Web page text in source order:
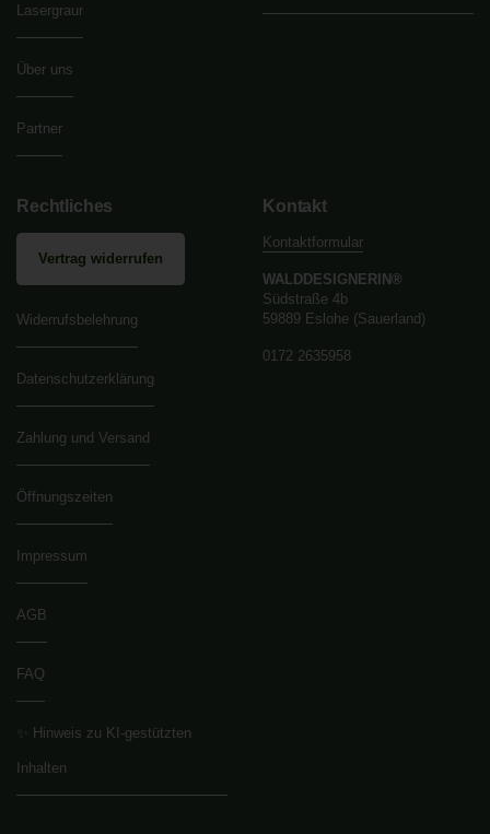
Lasergraur
Über uns
Partner
Rechtliches
Vertrag widerrufen
Widerrufsbelehrung
Datenschutzerklärung
Zahlung und Versand
Öffnungszeiten
Impressum
AGB
FAQ
✨ Hinweis zu KI-gestützten
Inhalten
Kontakt
Kontaktformular
WALDDESIGNERIN®
Südstraße 4b
59889 Eslohe (Sauerland)
0172 2635958